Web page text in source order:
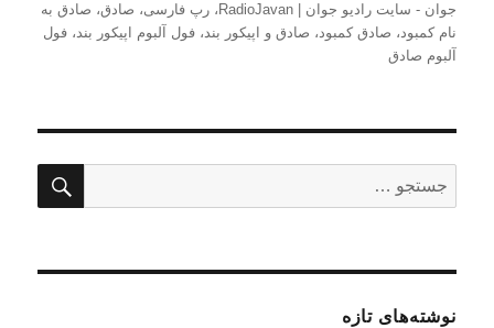
جوان - سایت رادیو جوان | RadioJavan
،رپ فارسی، صادق، صادق به
نام کمبود، صادق کمبود، صادق و اپیکور بند،فول آلبوم اپیکور بند،فول
آلبوم صادق
برای:
نوشته‌های تازه